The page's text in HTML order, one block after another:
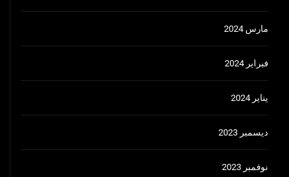
مارس 2024
فبراير 2024
يناير 2024
ديسمبر 2023
نوفمبر 2023